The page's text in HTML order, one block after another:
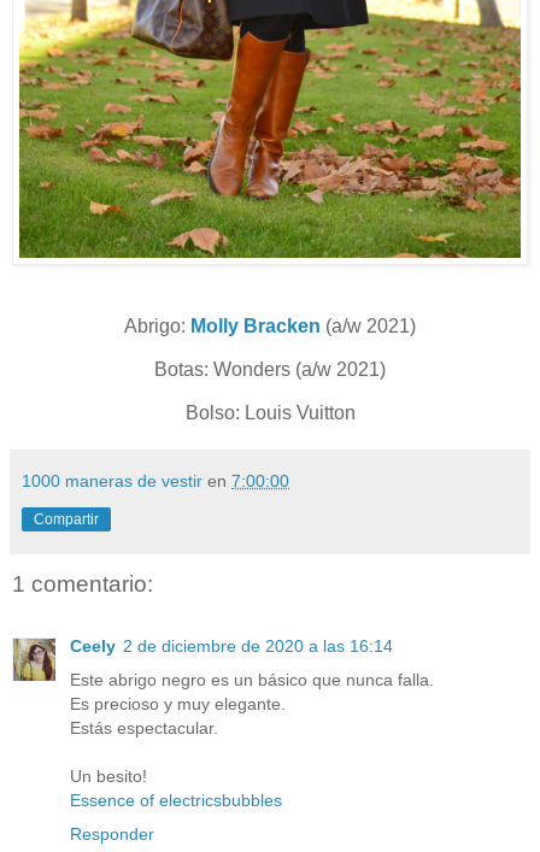
Abrigo: Molly Bracken (a/w 2021)
Botas: Wonders (a/w 2021)
Bolso: Louis Vuitton
1000 maneras de vestir en 7:00:00
Compartir
1 comentario:
Ceely 2 de diciembre de 2020 a las 16:14
Este abrigo negro es un básico que nunca falla.
Es precioso y muy elegante.
Estás espectacular.
Un besito!
Essence of electricsbubbles
Responder